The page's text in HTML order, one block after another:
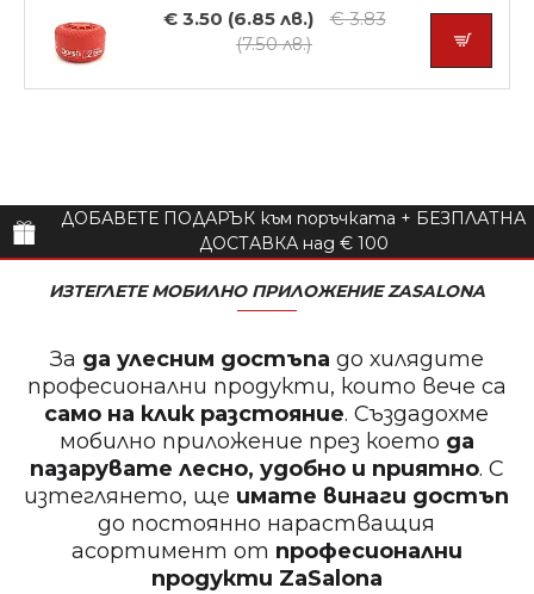
€ 3.50 (6.85 лв.)
€ 3.83
(7.50 лв.)
ДОБАВЕТЕ ПОДАРЪК към поръчката + БЕЗПЛАТНА
ДОСТАВКА над € 100
ИЗТЕГЛЕТЕ МОБИЛНО ПРИЛОЖЕНИЕ ZASALONA
За да улесним достъпа до хилядите
професионални продукти, които вече са
само на клик разстояние. Създадохме
мобилно приложение през което да
пазарувате лесно, удобно и приятно. С
изтеглянето, ще имате винаги достъп
до постоянно нарастващия
асортимент от професионални
продукти ZaSalona